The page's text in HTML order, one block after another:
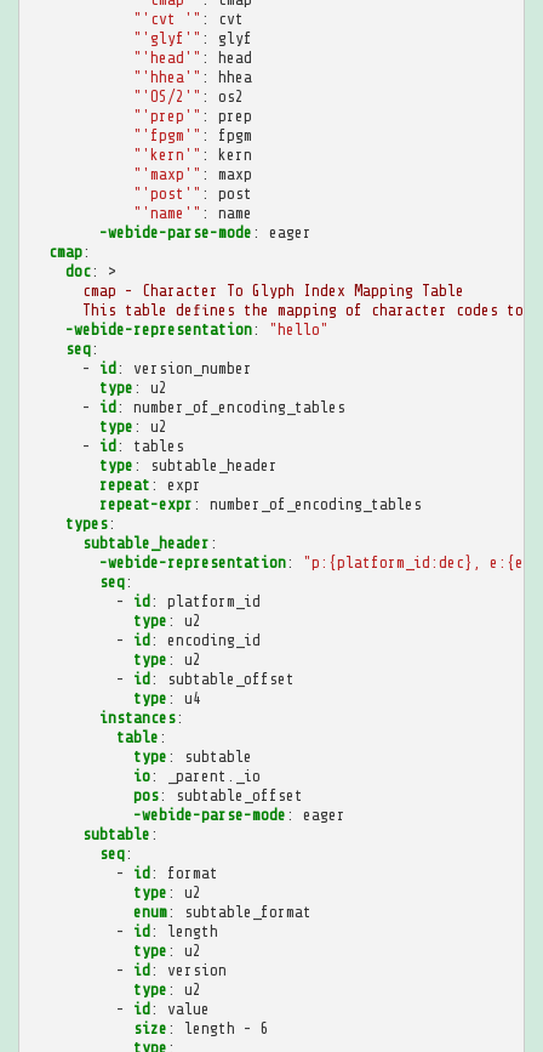
"'cvt
'" :
cvt
"'glyf'" :
glyf
"'head'" :
head
"'hhea'" :
hhea
"'OS/2'" :
os2
"'prep'" :
prep
"'fpgm'" :
fpgm
"'kern'" :
kern
"'maxp'" :
maxp
"'post'" :
post
"'name'" :
name
-webide-parse-mode :
eager
cmap:
doc:
>
cmap - Character To Glyph Index Mapping Table
This table defines the mapping of character codes to
-webide-representation:
"hello"
seq:
-
id :
version_number
type :
u2
-
id :
number_of_encoding_tables
type :
u2
-
id :
tables
type :
subtable_header
repeat :
expr
repeat-expr :
number_of_encoding_tables
types:
subtable_header :
-webide-representation: "p:{platform_id:dec},
seq:
-
id :
platform_id
type :
u2
-
id :
encoding_id
type :
u2
-
id :
subtable_offset
type :
u4
instances:
table :
type :
subtable
io:
_parent._io
pos:
subtable_offset
-webide-parse-mode :
eager
subtable :
seq:
-
id :
format
type :
u2
enum:
subtable_format
-
id :
length
type :
u2
-
id :
version
type :
u2
-
id :
value
size :
length - 6
type :